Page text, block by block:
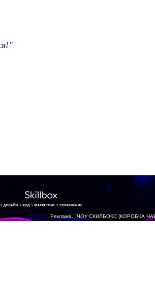
Реклама. "ЧОУ СКИЛБОКС (КОРОБКА